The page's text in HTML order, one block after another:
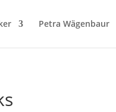
Petra Wägenbaur